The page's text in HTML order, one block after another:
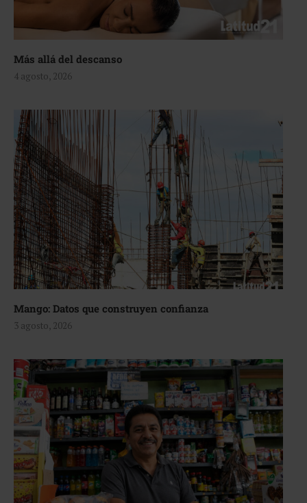
Más allá del descanso
4 agosto, 2026
Mango: Datos que construyen confianza
3 agosto, 2026